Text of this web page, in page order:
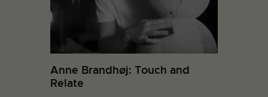
Anne Brandhøj: Touch and
Relate